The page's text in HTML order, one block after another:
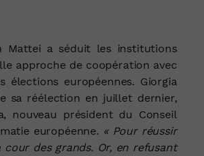
Mattei a séduit les institutions
approche de coopération avec
élections européennes. Giorgia
sa réélection en juillet dernier,
nouveau président du Conseil
européenne. « Pour réussir
des grands. Or, en refusant